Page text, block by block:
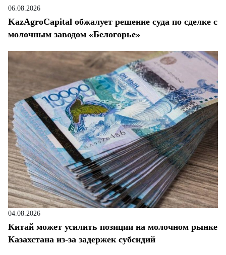
06.08.2026
KazAgroCapital обжалует решение суда по сделке с
молочным заводом «Белогорье»
04.08.2026
Китай может усилить позиции на молочном рынке
Казахстана из-за задержек субсидий